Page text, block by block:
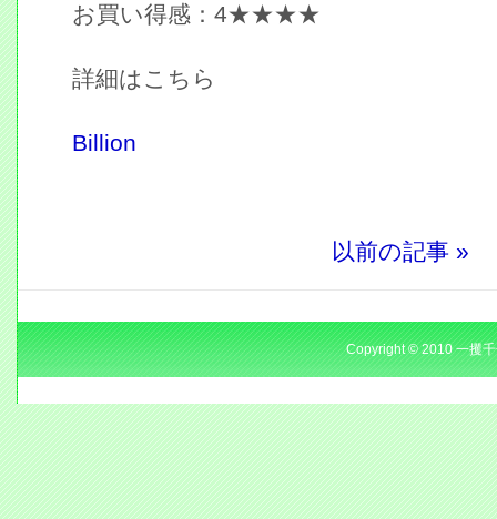
お買い得感：4★★★★
詳細はこちら
Billion
以前の記事 »
Copyright © 2010 一攫